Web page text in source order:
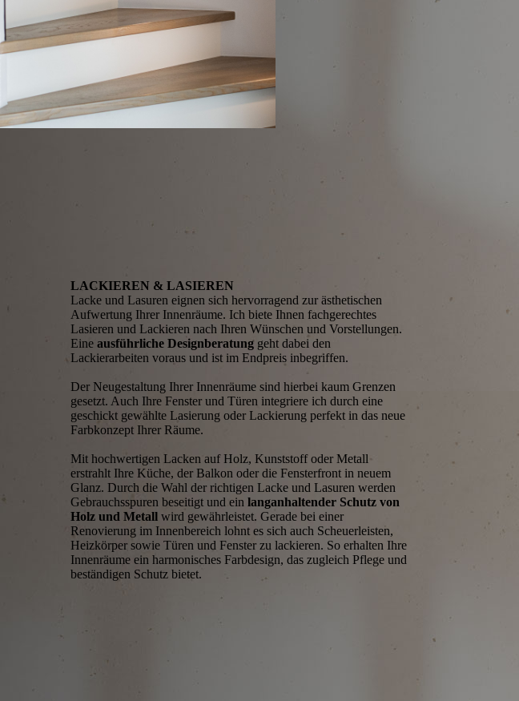
LACKIEREN & LASIEREN
Lacke und Lasuren eignen sich hervorragend zur ästhetischen
Aufwertung Ihrer Innenräume. Ich biete Ihnen fachgerechtes
Lasieren und Lackieren nach Ihren Wünschen und Vorstellungen.
Eineausführliche Designberatung geht dabei den
Lackierarbeiten voraus und ist im Endpreis inbegriffen.
Der Neugestaltung Ihrer Innenräume sind hierbei kaum Grenzen
gesetzt. Auch Ihre Fenster und Türen integriere ich durch eine
geschickt gewählte Lasierung oder Lackierung perfekt in das neue
Farbkonzept Ihrer Räume.
Mit hochwertigen Lacken auf Holz, Kunststoff oder Metall
erstrahlt Ihre Küche, der Balkon oder die Fensterfront in neuem
Glanz. Durch die Wahl der richtigen Lacke und Lasuren werden
Gebrauchsspuren beseitigt und einlanganhaltender Schutz von
Holz und Metall wird gewährleistet. Gerade bei einer
Renovierung im Innenbereich lohnt es sich auch Scheuerleisten,
Heizkörper sowie Türen und Fenster zu lackieren. So erhalten Ihre
Innen­räume ein harmonisches Farbdesign, das zugleich Pflege und
beständigen Schutz bietet.